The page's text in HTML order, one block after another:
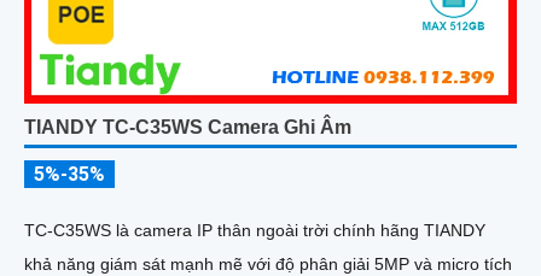
TIANDY TC-C35WS Camera Ghi Âm
5%-35%
TC-C35WS là camera IP thân ngoài trời chính hãng TIANDY
khả năng giám sát mạnh mẽ với độ phân giải 5MP và micro tích